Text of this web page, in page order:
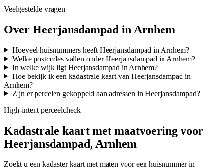
Veelgestelde vragen
Over Heerjansdampad in Arnhem
Hoeveel huisnummers heeft Heerjansdampad in Arnhem?
Welke postcodes vallen onder Heerjansdampad in Arnhem?
In welke wijk ligt Heerjansdampad in Arnhem?
Hoe bekijk ik een kadastrale kaart van Heerjansdampad in
Arnhem?
Zijn er percelen gekoppeld aan adressen in Heerjansdampad?
High-intent perceelcheck
Kadastrale kaart met maatvoering voor
Heerjansdampad, Arnhem
Zoekt u een kadaster kaart met maten voor een huisnummer in